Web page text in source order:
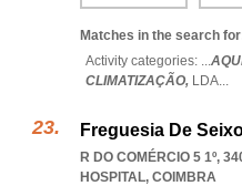
Matches in the search
Activity categories: ...
CLIMATIZAÇÃO, LDA...
Freguesia De
R DO COMÉRCIO 5 1º,
HOSPITAL, COIMBRA